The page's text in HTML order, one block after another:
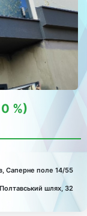
%)
Саперне поле 14/55
шлях, 32